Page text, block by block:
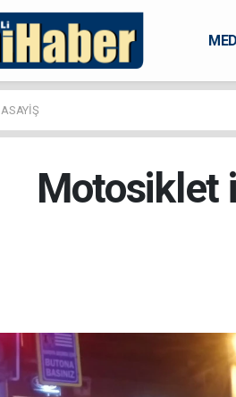
ASAYİŞ
Motosiklet